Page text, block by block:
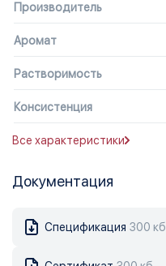
Производитель
Аромат
Растворимость
Консистенция
Все характеристики
Документация
Спецификация 300 кб